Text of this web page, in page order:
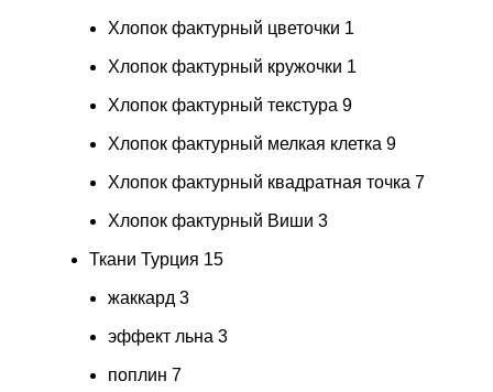
Хлопок фактурный цветочки 1
Хлопок фактурный кружочки 1
Хлопок фактурный текстура 9
Хлопок фактурный мелкая клетка 9
Хлопок фактурный квадратная точка 7
Хлопок фактурный Виши 3
Ткани Турция 15
жаккард 3
эффект льна 3
поплин 7